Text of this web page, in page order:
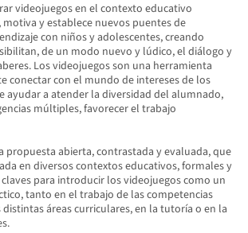
videojuegos en el contexto educativo
y establece nuevos puentes de
con niños y adolescentes, creando
de un modo nuevo y lúdico, el diálogo y
Los videojuegos son una herramienta
conectar con el mundo de intereses de los
ayudar a atender la diversidad del alumnado,
múltiples, favorecer el trabajo
propuesta abierta, contrastada y evaluada, que
en diversos contextos educativos, formales y
para introducir los videojuegos como un
tanto en el trabajo de las competencias
distintas áreas curriculares, en la tutoría o en la